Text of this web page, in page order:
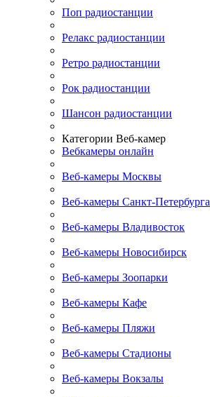
Поп радиостанции
Релакс радиостанции
Ретро радиостанции
Рок радиостанции
Шансон радиостанции
Категории Веб-камер
Вебкамеры онлайн
Веб-камеры Москвы
Веб-камеры Санкт-Петербурга
Веб-камеры Владивосток
Веб-камеры Новосибирск
Веб-камеры Зоопарки
Веб-камеры Кафе
Веб-камеры Пляжи
Веб-камеры Стадионы
Веб-камеры Вокзалы